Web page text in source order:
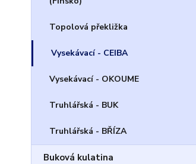
Topolová překližka
Vysekávací - CEIBA
Vysekávací - OKOUME
Truhlářská - BUK
Truhlářská - BŘÍZA
Buková kulatina